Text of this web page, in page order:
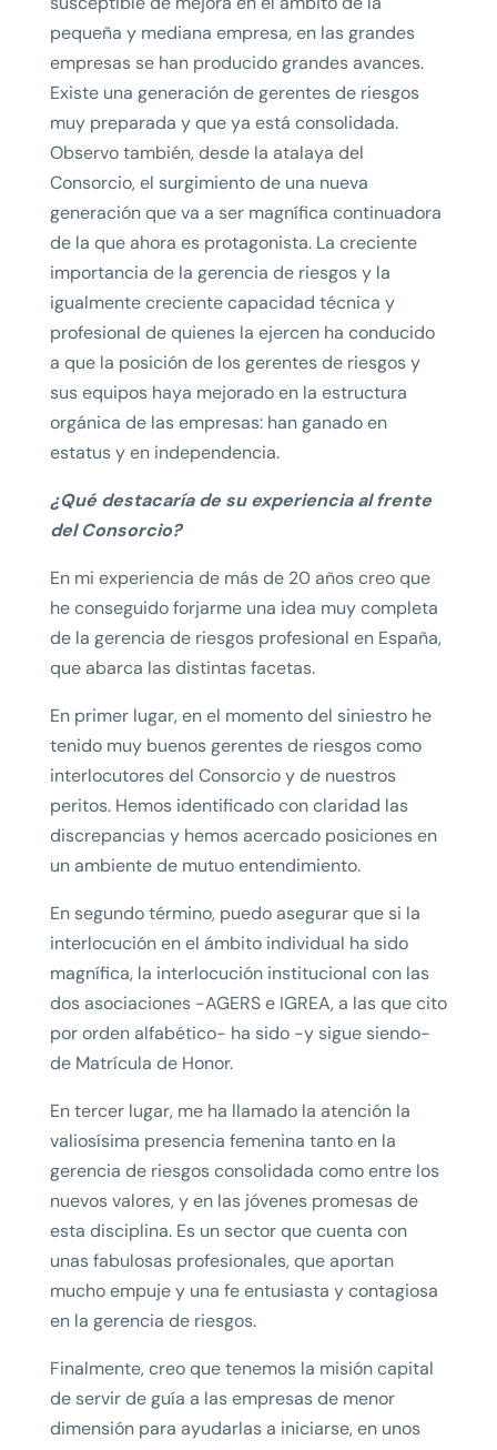
pequeña y mediana empresa, en las grandes
empresas se han producido grandes avances.
Existe una generación de gerentes de riesgos
muy preparada y que ya está consolidada.
Observo también, desde la atalaya del
Consorcio, el surgimiento de una nueva
generación que va a ser magnífica continuadora
de la que ahora es protagonista. La creciente
importancia de la gerencia de riesgos y la
igualmente creciente capacidad técnica y
profesional de quienes la ejercen ha conducido
a que la posición de los gerentes de riesgos y
sus equipos haya mejorado en la estructura
orgánica de las empresas: han ganado en
estatus y en independencia.
¿Qué destacaría de su experiencia al frente
del Consorcio?
En mi experiencia de más de 20 años creo que
he conseguido forjarme una idea muy completa
de la gerencia de riesgos profesional en España,
que abarca las distintas facetas.
En primer lugar, en el momento del siniestro he
tenido muy buenos gerentes de riesgos como
interlocutores del Consorcio y de nuestros
peritos. Hemos identificado con claridad las
discrepancias y hemos acercado posiciones en
un ambiente de mutuo entendimiento.
En segundo término, puedo asegurar que si la
interlocución en el ámbito individual ha sido
magnífica, la interlocución institucional con las
dos asociaciones -AGERS e IGREA, a las que cito
por orden alfabético- ha sido -y sigue siendo-
de Matrícula de Honor.
En tercer lugar, me ha llamado la atención la
valiosísima presencia femenina tanto en la
gerencia de riesgos consolidada como entre los
nuevos valores, y en las jóvenes promesas de
esta disciplina. Es un sector que cuenta con
unas fabulosas profesionales, que aportan
mucho empuje y una fe entusiasta y contagiosa
en la gerencia de riesgos.
Finalmente, creo que tenemos la misión capital
de servir de guía a las empresas de menor
dimensión para ayudarlas a iniciarse, en unos